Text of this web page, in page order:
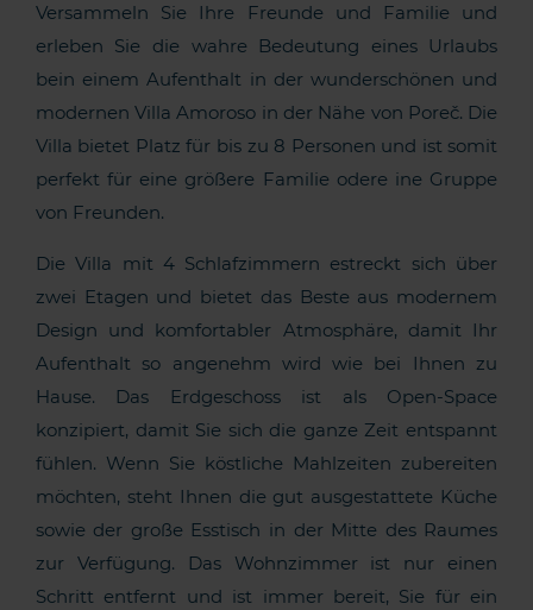
Versammeln Sie Ihre Freunde und Familie und
erleben Sie die wahre Bedeutung eines Urlaubs
bein einem Aufenthalt in der wunderschönen und
modernen Villa Amoroso in der Nähe von Poreč. Die
Villa bietet Platz für bis zu 8 Personen und ist somit
perfekt für eine größere Familie odere ine Gruppe
von Freunden.
Die Villa mit 4 Schlafzimmern estreckt sich über
zwei Etagen und bietet das Beste aus modernem
Design und komfortabler Atmosphäre, damit Ihr
Aufenthalt so angenehm wird wie bei Ihnen zu
Hause. Das Erdgeschoss ist als Open-Space
konzipiert, damit Sie sich die ganze Zeit entspannt
fühlen. Wenn Sie köstliche Mahlzeiten zubereiten
möchten, steht Ihnen die gut ausgestattete Küche
sowie der große Esstisch in der Mitte des Raumes
zur Verfügung. Das Wohnzimmer ist nur einen
Schritt entfernt und ist immer bereit, Sie für ein